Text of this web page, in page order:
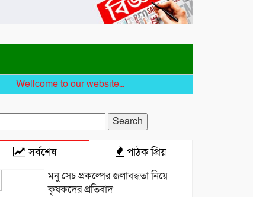
to our website...
সর্বশেষ পাঠক প্রিয়
মনু সেচ প্রকল্পের জলাবদ্ধতা নিয়ে
কৃষকদের প্রতিবাদ